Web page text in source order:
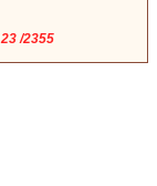
/2355